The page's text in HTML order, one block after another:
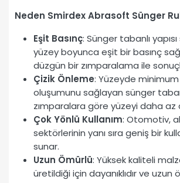
Neden Smirdex Abrasoft Sünger
Eşit Basınç: Sünger tabanlı
yüzey boyunca eşit bir basınç
düzgün bir zımparalama ile
Çizik Önleme: Yüzeyde
oluşumunu sağlayan sünger
zımparalara göre yüzeyi daha az
Çok Yönlü Kullanım: Otomotiv,
sektörlerinin yanı sıra geniş bir
sunar.
Uzun Ömürlü: Yüksek kaliteli
üretildiği için dayanıklıdır ve uzun